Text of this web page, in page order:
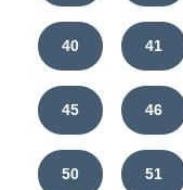
40 41
45 46
50 51